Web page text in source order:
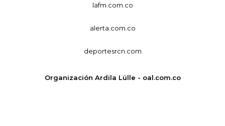
lafm.com.co
alerta.com.co
deportesrcn.com
Organización Ardila Lülle - oal.com.co